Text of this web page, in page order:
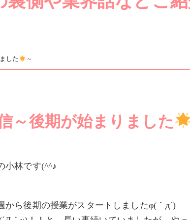
した ～
～後期が始まりました
小林です(^^♪
から後期の授業がスタートしましたφ(｀д´)